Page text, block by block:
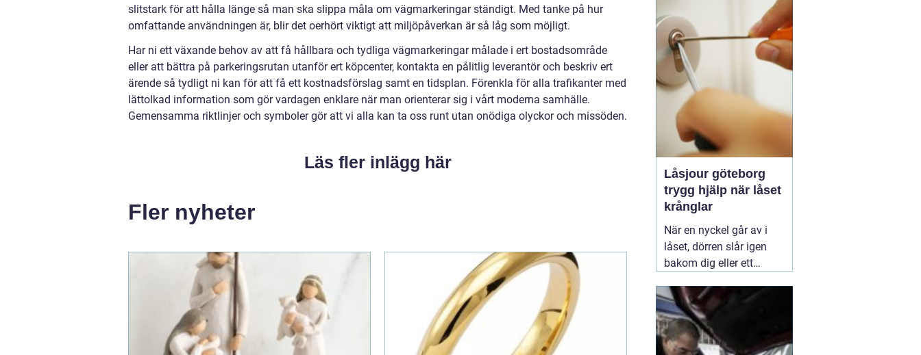
slitstark för att hålla länge så man ska slippa måla om vägmarkeringar ständigt. Med tanke på hur
omfattande användningen är, blir det oerhört viktigt att miljöpåverkan är så låg som möjligt.
Har ni ett växande behov av att få hållbara och tydliga vägmarkeringar målade i ert bostadsområde
eller att bättra på parkeringsrutan utanför ert köpcenter, kontakta en pålitlig leverantör och beskriv ert
ärende så tydligt ni kan för att få ett kostnadsförslag samt en tidsplan. Förenkla för alla trafikanter med
lättolkad information som gör vardagen enklare när man orienterar sig i vårt moderna samhälle.
Gemensamma riktlinjer och symboler gör att vi alla kan ta oss runt utan onödiga olyckor och missöden.
Läs fler inlägg här
Fler nyheter
ventilation, laddboxar
och solcellsbatterier ska
fungera tillsammans
säkert, effektivt och utan
onödigt krångel. En
augusti 2026
Låsjour göteborg
trygg hjälp när låset
krånglar
När en nyckel går av i
låset, dörren slår igen
bakom dig eller ett
och karm, uppstår ofta
stress och osäkerhet. I
den stunden spelar
klockslaget ingen roll du